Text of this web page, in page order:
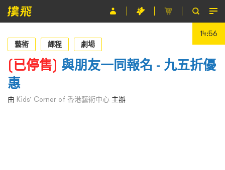
節目
主辦單位
關於撲飛
條款及細則
14:56
藝術 課程 劇場
(已停售) 與朋友一同報名 - 九五折優
惠
由 Kids’ Corner of 香港藝術中心 主辦